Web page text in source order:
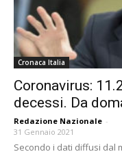
Cronaca Italia
Coronavirus:
decessi. Da
Redazione Nazionale -
31 Gennaio 2021
Secondo i dati diffusi dal